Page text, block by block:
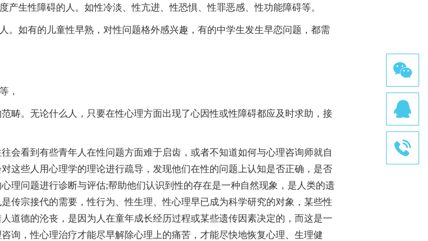
生性障碍的人。如性冷淡、性亢进、性恐惧、性罪恶感、性功能障碍等。
如有的儿童性早熟，对性问题格外感兴趣，有的中学生发生早恋问题，都需
，
。无论什么人，只要在性心理方面出现了心因性或性障碍都应及时求助，接
看到有些青年人在性问题方面难于启齿，或者不知道如何与心理咨询师就自
这些人用心理学的理论进行疏导，发现他们在性的问题上认知是否正确，是否
理问题进行诊断与评估;帮助他们认识到性的存在是一种自然现象，是人类的遗
传宗接代的需要，性行为、性生理、性心理早已成为科学研究的对象，某些性
道德的沦丧，是因为人在童年成长经历过程或某些遗传因素决定的，而这是一
询，性心理治疗才能尽早解除心理上的痛苦，才能尽快地恢复心理、生理健